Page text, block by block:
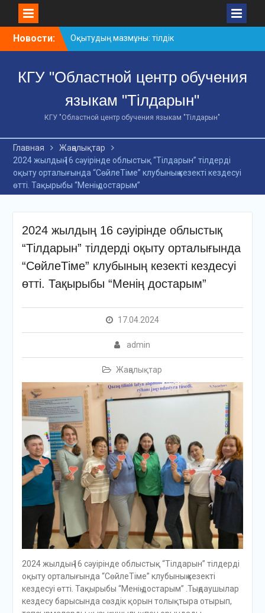
Новости:
Оқытудың мазмұны: тілдік
дағдылар және
стратегиялар
АХМЕТ БАЙТҰРСЫНҰЛЫ
АТЫНДАҒЫ «ҮЗДІК
ОҚЫТУШЫ-2026»
«Мемлекеттік тіл –
Тәуелсіздік символы»
облыстық байқауы
КГУ "Областной центр обучения
языкам "Тілдарын"
КГУ "Областной центр обучения языкам "Тілдарын"
Главная
Жаңалықтар
2024 жылдың 16 сәуірінде облыстық “Тілдарын” тілдерді
оқыту орталығында “СөйлеТіме” клубының кезекті кездесуі
өтті. Тақырыбы “Менің достарым”
2024 жылдың 16 сәуірінде облыстық
“Тілдарын” тілдерді оқыту орталығында
“СөйлеТіме” клубының кезекті кездесуі
өтті. Тақырыбы “Менің достарым”
17.04.2024
admin
Жаңалықтар
2024 жылдың 16 сәуірінде облыстық “Тілдарын” тілдерді
оқыту орталығында “СөйлеТіме” клубының кезекті
кездесуі өтті. Тақырыбы “Менің достарым” .Тыңдаушылар
кездесу барысында сөздік қорын толықтыра отырып,